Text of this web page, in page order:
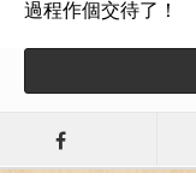
過程作個交待了！